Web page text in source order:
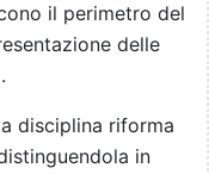
il perimetro del
delle
disciplina riforma
in